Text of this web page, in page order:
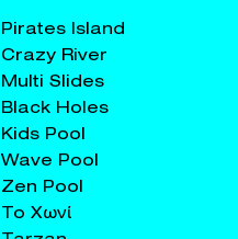
Pirates Island
Crazy River
Multi Slides
Black Holes
Kids Pool
Wave Pool
Zen Pool
Το Χωνί